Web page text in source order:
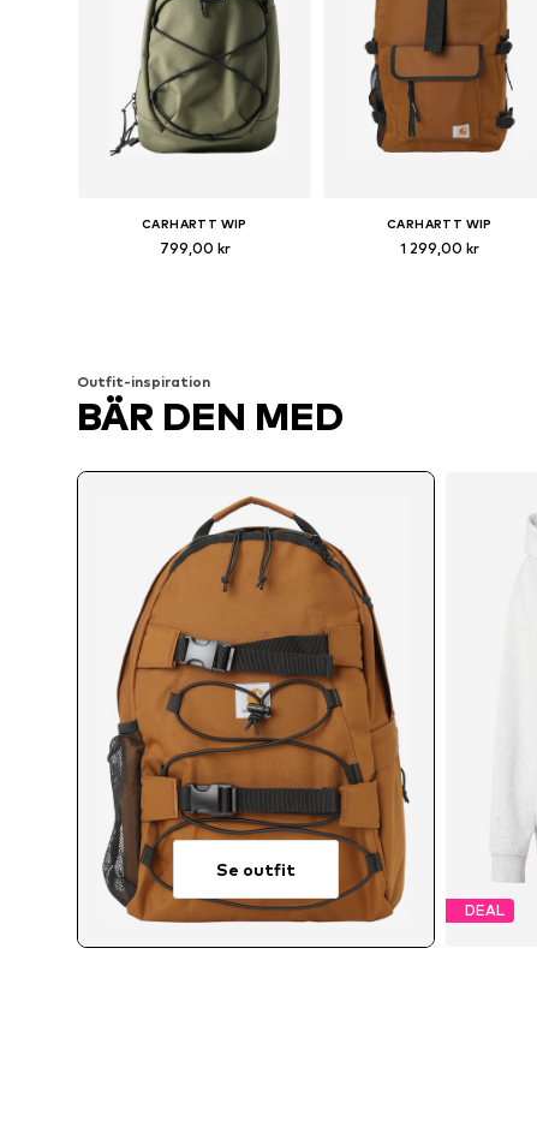
CARHARTT WIP
799,00 kr
CARHARTT WIP
1 299,00 kr
Outfit-inspiration
BÄR DEN MED
Se outfit
DEAL